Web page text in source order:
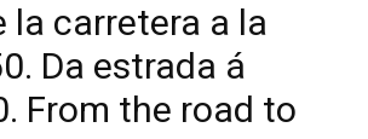
la carretera a la
Da estrada á
From the road to